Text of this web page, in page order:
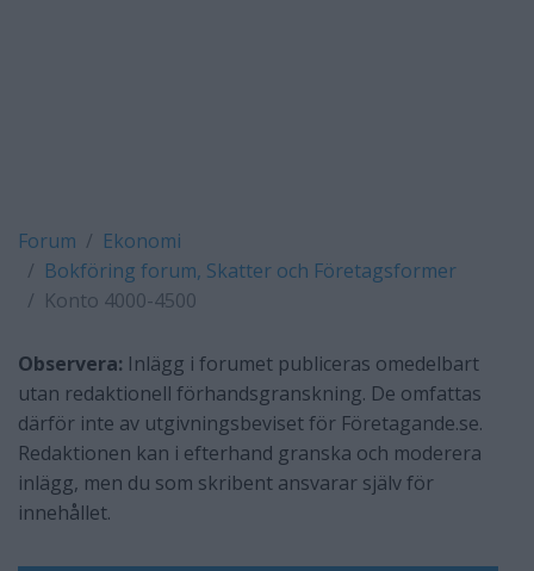
Forum
Ekonomi
Bokföring forum, Skatter och Företagsformer
Konto 4000-4500
Observera: Inlägg i forumet publiceras omedelbart
utan redaktionell förhandsgranskning. De omfattas
därför inte av utgivningsbeviset för Företagande.se.
Redaktionen kan i efterhand granska och moderera
inlägg, men du som skribent ansvarar själv för
innehållet.